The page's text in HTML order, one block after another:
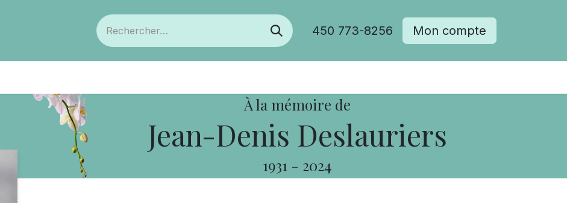
450 773-8256 Mon compte
À la mémoire de
Jean-Denis Deslauriers
1931 - 2024